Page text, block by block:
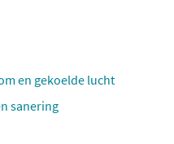
en gekoelde lucht
sanering